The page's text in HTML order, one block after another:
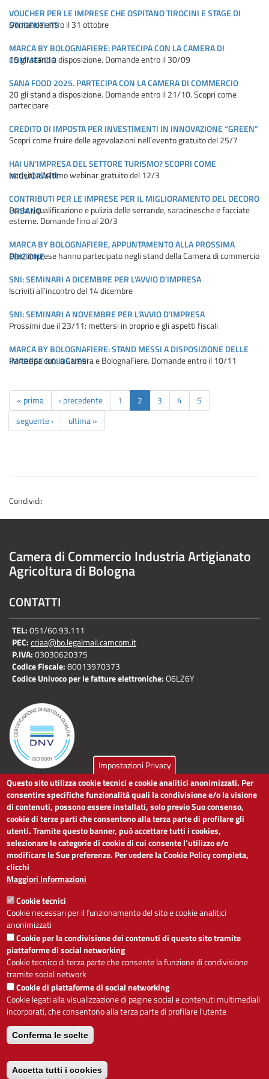
VOUCHER PER LE IMPRESE CHE OSPITANO TIROCINI E STAGE DI
STUDENTI ITS
Domande entro il 31 ottobre
MARCA BY BOLOGNAFIERE: PARTECIPA CON LA CAMERA DI
COMMERCIO
15 gli stand a disposizione. Domande entro il 30/09
SANA FOOD 2025. PARTECIPA CON LA CAMERA DI COMMERCIO
20 gli stand a disposizione. Domande entro il 21/10. Scopri come
partecipare
CREDITO DI IMPOSTA PER INVESTIMENTI IN INNOVAZIONE “GREEN”
Scopri come fruire delle agevolazioni nell’evento gratuito del 25/7
HAI UN’IMPRESA DEL SETTORE TURISMO? SCOPRI COME
MIGLIORARTI
Iscriviti all'ultimo webinar gratuito del 12/3
CONTRIBUTI PER LE IMPRESE PER IL MIGLIORAMENTO DEL DECORO
URBANO
Per la riqualificazione e pulizia delle serrande, saracinesche e facciate
esterne. Domande fino al 20/3
MARCA BY BOLOGNAFIERE, APPUNTAMENTO ALLA PROSSIMA
EDIZIONE
Dieci imprese hanno partecipato negli stand della Camera di commercio
SNI: SEMINARI A DICEMBRE PER L’AVVIO D’IMPRESA
Iscriviti all’incontro del 14 dicembre
SNI: SEMINARI A NOVEMBRE PER L’AVVIO D’IMPRESA
Prossimi due il 23/11: mettersi in proprio e gli aspetti fiscali
MARCA BY BOLOGNAFIERE: STAND MESSI A DISPOSIZIONE DELLE
IMPRESE BOLOGNESI
Partecipa con la Camera e BolognaFiere. Domande entro il 10/11
« prima ‹ precedente 1 2 3 4
5
seguente ›
ultima »
Condividi:
Camera di Commercio Industria Artigianato
Agricoltura di Bologna
CONTATTI
TEL:051/60.93.111
PEC:cciaa@bo.legalmail.camcom.it
P.IVA:03030620375
Codice Fiscale:80013970373
Codice Univoco per le fatture elettroniche:O6LZ6Y
LINK UTILI
Dichiarazione di accessibilità
Obiettivi di accessibilità
Segnalaci problemi di accessibilità
Note legali
Privacy
Accesso riservato
ACCESSIBILITÀ
- A +
Alto contrasto
Servizio realizzato da
Impostazioni Privacy
Questo sito utilizza cookie tecnici e cookie analitici anonimizzati. Per
consentire specifiche funzionalità quali la condivisione e/o la visione
di contenuti, possono essere installati, solo previo Suo consenso,
cookie di terze parti che consentono alla terza parte di profilare gli
utenti. Tramite questo banner, può accettare tutti i cookies,
selezionare le categorie di cookie di cui consente l’utilizzo e/o
modificare le Sue preferenze. Per vedere la Cookie Policy completa,
clicchi
Maggiori Informazioni
Cookie tecnici
Cookie necessari per il funzionamento del sito e cookie analitici
anonimizzati
Cookie per la condivisione dei contenuti di questo sito tramite
piattaforme di social networking
Cookie tecnico di terza parte che consente la funzione di condivisione
tramite social network
Cookie di piattaforme di social networking
Cookie legati alla visualizzazione di pagine social e contenuti multimediali
incorporati, che consentono alla terza parte di profilare l'utente
Conferma le scelte
Accetta tutti i cookies